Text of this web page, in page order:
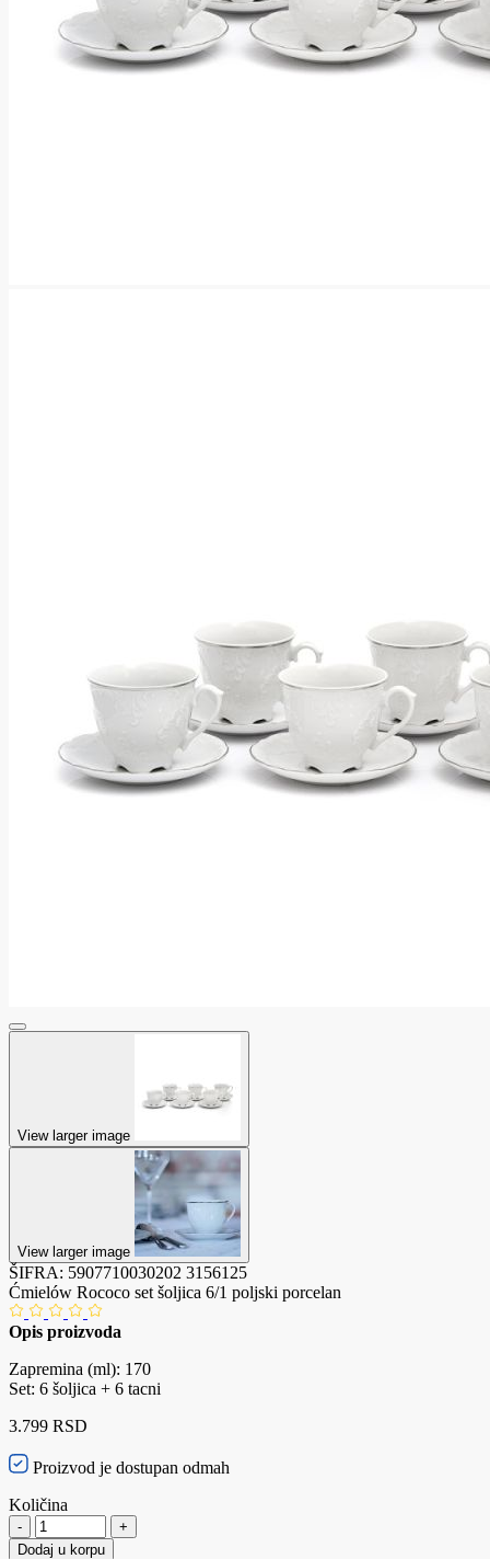
View larger image
View larger image
ŠIFRA: 5907710030202 3156125
Ćmielów Rococo set šoljica 6/1 poljski porcelan
Opis proizvoda
Zapremina (ml): 170
Set: 6 šoljica + 6 tacni
3.799 RSD
Proizvod je dostupan odmah
Količina
-
+
Dodaj u korpu